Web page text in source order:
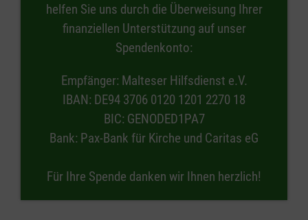
helfen Sie uns durch die Überweisung Ihrer
finanziellen Unterstützung auf unser
Spendenkonto:
Empfänger: Malteser Hilfsdienst e.V.
IBAN: DE94 3706 0120 1201 2270 18
BIC: GENODED1PA7
Bank: Pax-Bank für Kirche und Caritas eG
Für Ihre Spende danken wir Ihnen herzlich!